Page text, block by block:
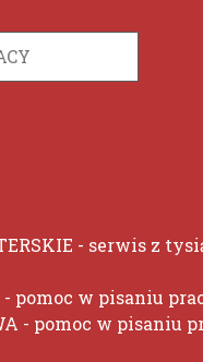
- serwis z
- pomoc w pisaniu
- pomoc w pisaniu